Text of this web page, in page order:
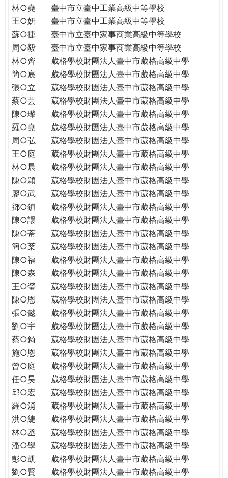
林○堯
臺中市立臺中工業高級中等學校
王○妍
臺中市立臺中工業高級中等學校
蘇○捷
臺中市立臺中家事商業高級中等學校
周○毅
臺中市立臺中家事商業高級中等學校
林○齊
葳格學校財團法人臺中市葳格高級中學
簡○宸
葳格學校財團法人臺中市葳格高級中學
張○立
葳格學校財團法人臺中市葳格高級中學
蔡○芸
葳格學校財團法人臺中市葳格高級中學
陳○瓈
葳格學校財團法人臺中市葳格高級中學
羅○堯
葳格學校財團法人臺中市葳格高級中學
周○弘
葳格學校財團法人臺中市葳格高級中學
王○庭
葳格學校財團法人臺中市葳格高級中學
林○晨
葳格學校財團法人臺中市葳格高級中學
陳○穎
葳格學校財團法人臺中市葳格高級中學
廖○武
葳格學校財團法人臺中市葳格高級中學
鄧○鎮
葳格學校財團法人臺中市葳格高級中學
陳○諼
葳格學校財團法人臺中市葳格高級中學
陳○蒂
葳格學校財團法人臺中市葳格高級中學
簡○棻
葳格學校財團法人臺中市葳格高級中學
陳○福
葳格學校財團法人臺中市葳格高級中學
陳○森
葳格學校財團法人臺中市葳格高級中學
王○瑩
葳格學校財團法人臺中市葳格高級中學
陳○恩
葳格學校財團法人臺中市葳格高級中學
張○懿
葳格學校財團法人臺中市葳格高級中學
劉○宇
葳格學校財團法人臺中市葳格高級中學
蔡○錡
葳格學校財團法人臺中市葳格高級中學
施○恩
葳格學校財團法人臺中市葳格高級中學
曾○庭
葳格學校財團法人臺中市葳格高級中學
任○昊
葳格學校財團法人臺中市葳格高級中學
邱○宏
葳格學校財團法人臺中市葳格高級中學
羅○湧
葳格學校財團法人臺中市葳格高級中學
洪○緁
葳格學校財團法人臺中市葳格高級中學
林○丞
葳格學校財團法人臺中市葳格高級中學
潘○學
葳格學校財團法人臺中市葳格高級中學
彭○凱
葳格學校財團法人臺中市葳格高級中學
劉○賢
葳格學校財團法人臺中市葳格高級中學